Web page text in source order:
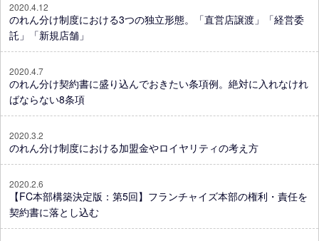
2020.4.12
のれん分け制度における3つの独立形態。「直営店譲渡」「経営委
託」「新規店舗」
2020.4.7
のれん分け契約書に盛り込んでおきたい条項例。絶対に入れなけれ
ばならない8条項
2020.3.2
のれん分け制度における加盟金やロイヤリティの考え方
2020.2.6
【FC本部構築決定版：第5回】フランチャイズ本部の権利・責任を
契約書に落とし込む